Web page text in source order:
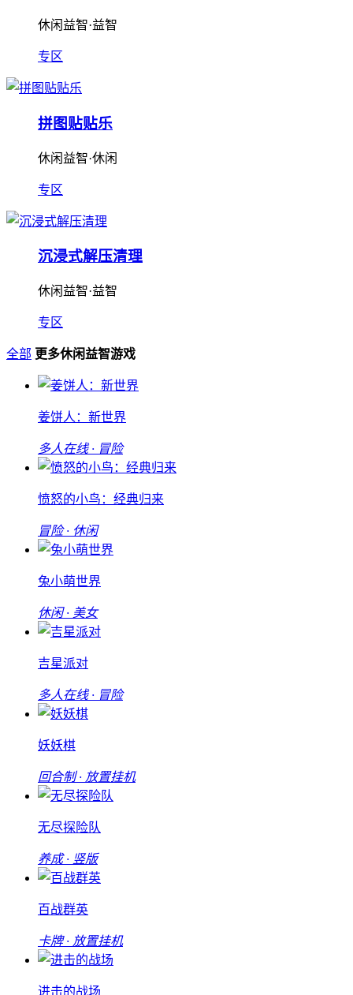
休闲益智·益智
专区
拼图贴贴乐
休闲益智·休闲
专区
沉浸式解压清理
休闲益智·益智
专区
全部 更多休闲益智游戏
姜饼人：新世界
多人在线 · 冒险
愤怒的小鸟：经典归来
冒险 · 休闲
兔小萌世界
休闲 · 美女
吉星派对
多人在线 · 冒险
妖妖棋
回合制 · 放置挂机
无尽探险队
养成 · 竖版
百战群英
卡牌 · 放置挂机
进击的战场